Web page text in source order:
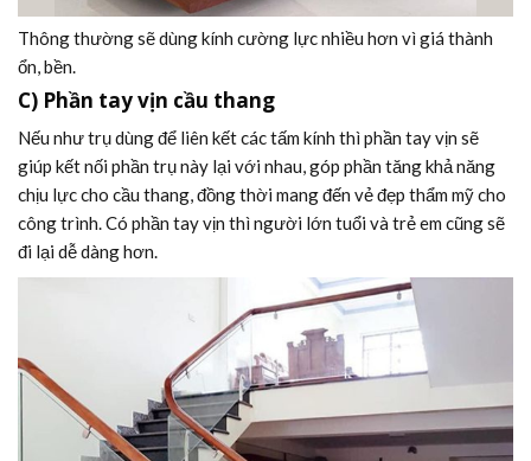
Thông thường sẽ dùng kính cường lực nhiều hơn vì giá thành
ổn, bền.
C) Phần tay vịn cầu thang
Nếu như trụ dùng để liên kết các tấm kính thì phần tay vịn sẽ
giúp kết nối phần trụ này lại với nhau, góp phần tăng khả năng
chịu lực cho cầu thang, đồng thời mang đến vẻ đẹp thẩm mỹ cho
công trình. Có phần tay vịn thì người lớn tuổi và trẻ em cũng sẽ
đi lại dễ dàng hơn.